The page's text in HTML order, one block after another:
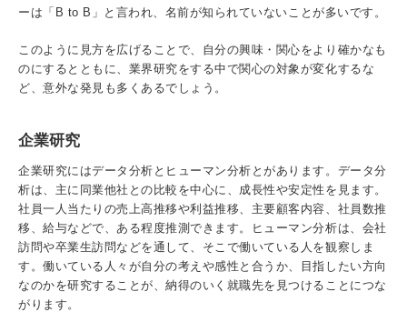
ーは「B to B」と言われ、名前が知られていないことが多いです。
このように見方を広げることで、自分の興味・関心をより確かなも
のにするとともに、業界研究をする中で関心の対象が変化するな
ど、意外な発見も多くあるでしょう。
企業研究
企業研究にはデータ分析とヒューマン分析とがあります。データ分
析は、主に同業他社との比較を中心に、成長性や安定性を見ます。
社員一人当たりの売上高推移や利益推移、主要顧客内容、社員数推
移、給与などで、ある程度推測できます。ヒューマン分析は、会社
訪問や卒業生訪問などを通して、そこで働いている人を観察しま
す。働いている人々が自分の考えや感性と合うか、目指したい方向
なのかを研究することが、納得のいく就職先を見つけることにつな
がります。